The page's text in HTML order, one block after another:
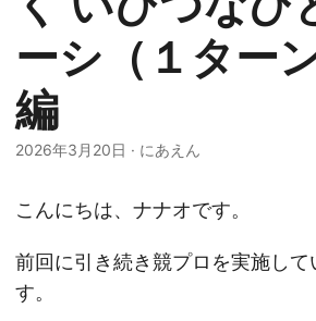
ーシ（１ター
編
2026年3月20日 · にあえん
こんにちは、ナナオです。
前回に引き続き競プロを実施して
す。